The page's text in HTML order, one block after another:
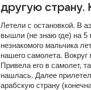
другую страну.
Летели с остановкой. В
вышли (не знаю где) на
незнакомого мальчика
нашего самолета.
Привела его в самолет,
нашлась. Далее
арабскую страну